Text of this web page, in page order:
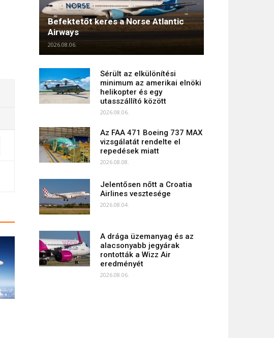
Befektetőt keres a Norse Atlantic
Airways
2026.08.06.
Sérült az elkülönítési
minimum az amerikai elnöki
helikopter és egy
utasszállító között
2026.08.06.
Az FAA 471 Boeing 737 MAX
vizsgálatát rendelte el
repedések miatt
2026.08.08.
Jelentősen nőtt a Croatia
Airlines vesztesége
2026.08.04.
A drága üzemanyag és az
alacsonyabb jegyárak
rontották a Wizz Air
eredményét
2026.08.06.